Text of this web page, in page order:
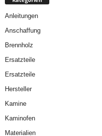
Anleitungen
Anschaffung
Brennholz
Ersatzteile
Ersatzteile
Hersteller
Kamine
Kaminofen
Materialien